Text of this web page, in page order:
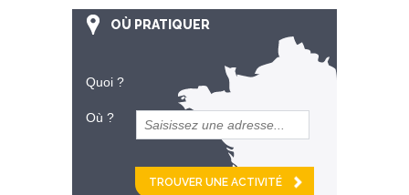
OÙ PRATIQUER
Quoi ?
Où ?
et